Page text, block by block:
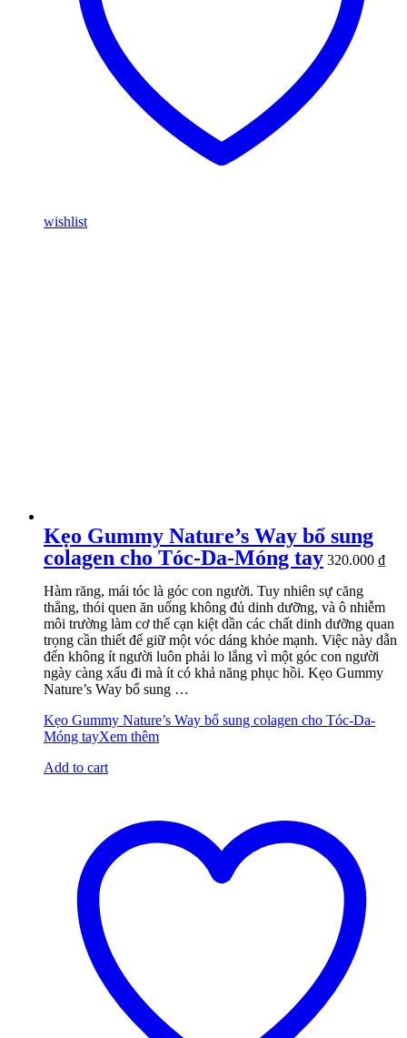
wishlist
Kẹo Gummy Nature’s Way bổ sung
colagen cho Tóc-Da-Móng tay 320.000 ₫
Hàm răng, mái tóc là góc con người. Tuy nhiên sự căng
thẳng, thói quen ăn uống không đủ dinh dưỡng, và ô nhiễm
môi trường làm cơ thể cạn kiệt dần các chất dinh dưỡng quan
trọng cần thiết để giữ một vóc dáng khỏe mạnh. Việc này dẫn
đến không ít người luôn phải lo lắng vì một góc con người
ngày càng xấu đi mà ít có khả năng phục hồi. Kẹo Gummy
Nature’s Way bổ sung …
Kẹo Gummy Nature’s Way bổ sung colagen cho Tóc-Da-
Móng tayXem thêm
Add to cart